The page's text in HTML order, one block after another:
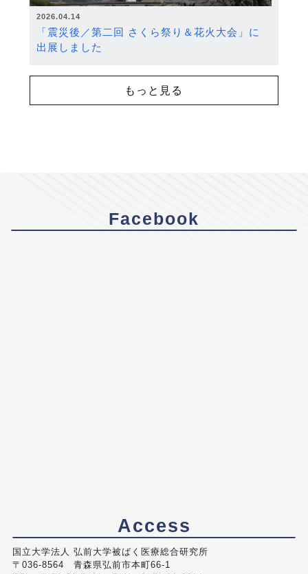
2026.04.14
「震災後／第二回 さくら祭り＆花火大会」に
出展しました
もっと見る
Facebook
Access
国立大学法人 弘前大学被ばく医療総合研究所
〒036-8564 青森県弘前市本町66-1